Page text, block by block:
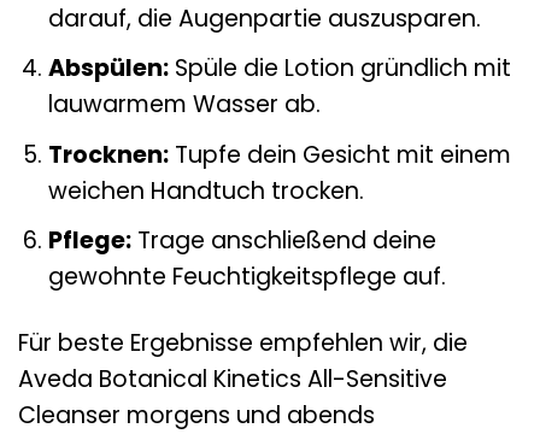
darauf, die Augenpartie auszusparen.
Abspülen:Spüle die Lotion gründlich mit
lauwarmem Wasser ab.
Trocknen:Tupfe dein Gesicht mit einem
weichen Handtuch trocken.
Pflege:Trage anschließend deine
gewohnte Feuchtigkeitspflege auf.
Für beste Ergebnisse empfehlen wir, die
Aveda Botanical Kinetics All-Sensitive
Cleanser morgens und abends